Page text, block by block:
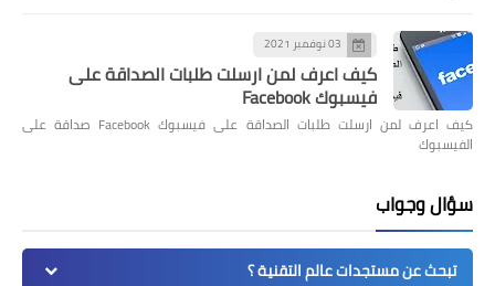
03 نوفمبر 2021
كيف اعرف لمن ارسلت طلبات الصداقة على
فيسبوك Facebook
كيف اعرف لمن ارسلت طلبات الصداقة على فيسبوك Facebook صداقة على
الفيسبوك
سؤال وجواب
تبحث عن مستجدات عالم التقنية ؟